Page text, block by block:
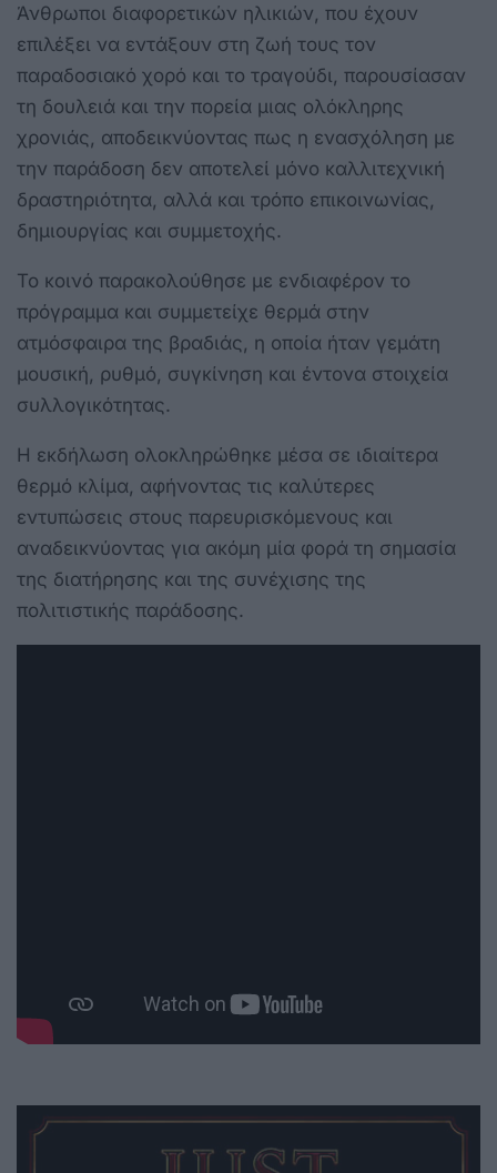
Άνθρωποι διαφορετικών ηλικιών, που έχουν
επιλέξει να εντάξουν στη ζωή τους τον
παραδοσιακό χορό και το τραγούδι, παρουσίασαν
τη δουλειά και την πορεία μιας ολόκληρης
χρονιάς, αποδεικνύοντας πως η ενασχόληση με
την παράδοση δεν αποτελεί μόνο καλλιτεχνική
δραστηριότητα, αλλά και τρόπο επικοινωνίας,
δημιουργίας και συμμετοχής.
Το κοινό παρακολούθησε με ενδιαφέρον το
πρόγραμμα και συμμετείχε θερμά στην
ατμόσφαιρα της βραδιάς, η οποία ήταν γεμάτη
μουσική, ρυθμό, συγκίνηση και έντονα στοιχεία
συλλογικότητας.
Η εκδήλωση ολοκληρώθηκε μέσα σε ιδιαίτερα
θερμό κλίμα, αφήνοντας τις καλύτερες
εντυπώσεις στους παρευρισκόμενους και
αναδεικνύοντας για ακόμη μία φορά τη σημασία
της διατήρησης και της συνέχισης της
πολιτιστικής παράδοσης.